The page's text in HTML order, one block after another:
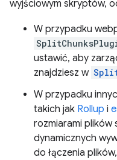
wyjściowym skryptów,
W przypadku
ustawić, aby
znajdziesz w
W przypadku
takich jak Rollup i
rozmiarami plików
dynamicznych
do łączenia